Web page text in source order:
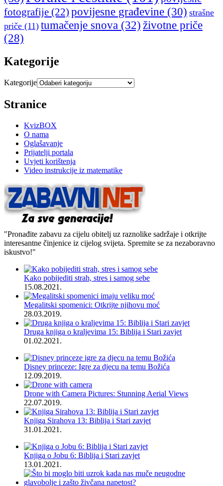
fotografije (22) povijesne građevine (30) strašne
priče (11) tumačenje snova (32) životne priče
(28)
Kategorije
Kategorije
Stranice
KvizBOX
O nama
Oglašavanje
Prijatelji portala
Uvjeti korištenja
Video instrukcije iz matematike
"Pronađite zabavu za cijelu obitelj uz raznolike sadržaje i otkrijte
interesantne činjenice iz cijelog svijeta. Spremite se za nezaboravno
iskustvo!"
Kako pobijediti strah, stres i samog sebe
15.08.2021.
Megalitski spomenici: Otkrijte njihovu moć
28.03.2019.
Druga knjiga o kraljevima 15: Biblija i Stari zavjet
01.02.2021.
Disney princeze: Igre za djecu na temu Božića
12.09.2019.
Drone with Camera Pictures: Stunning Aerial Views
22.07.2019.
Knjiga Sirahova 13: Biblija i Stari zavjet
31.01.2021.
Knjiga o Jobu 6: Biblija i Stari zavjet
13.01.2021.